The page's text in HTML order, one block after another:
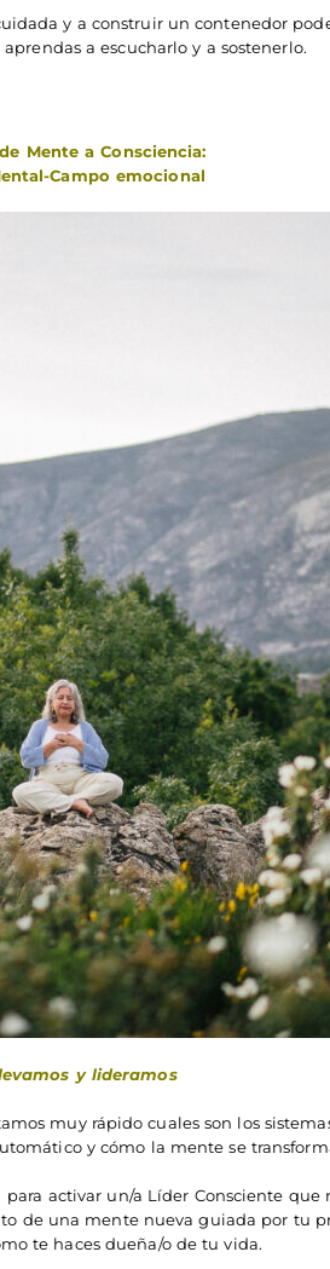
y a construir un contenedor
a escucharlo y a sostenerlo.
Mente a Consciencia:
Campo emocional
y lideramos
muy rápido cuales son los
y cómo la mente se
activar un/a Líder Consciente
de una mente nueva guiada por tu
te haces dueña/o de tu vida.